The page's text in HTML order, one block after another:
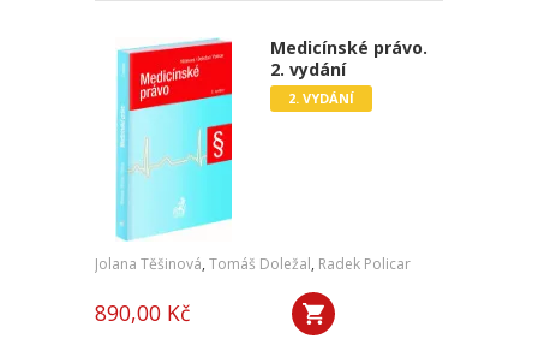
Medicínské právo.
2. vydání
2. VYDÁNÍ
Jolana Těšinová, Tomáš Doležal, Radek Policar
890,00 Kč